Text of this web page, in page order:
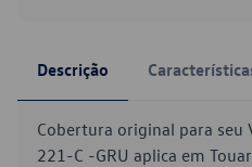
Descrição
Cobertura original para seu
221-C -GRU aplica em